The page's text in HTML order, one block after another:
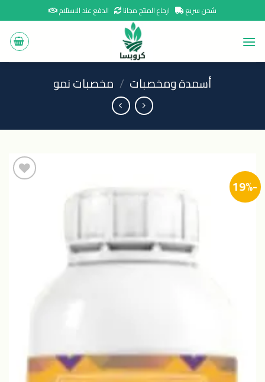
to
content
شحن سريع ارجاع المنتج مجانا الدفع عند الاستلام
أسمدة ومخصبات / مخصبات نمو
-19%